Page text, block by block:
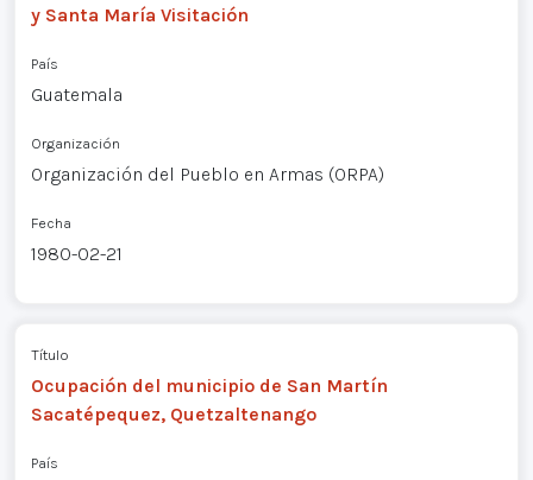
y Santa María Visitación
País
Guatemala
Organización
Organización del Pueblo en Armas (ORPA)
Fecha
1980-02-21
Título
Ocupación del municipio de San Martín
Sacatépequez, Quetzaltenango
País